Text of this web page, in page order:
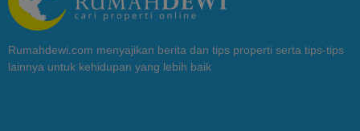
Rumahdewi.com menyajikan berita dan tips properti serta tips-tips
lainnya untuk kehidupan yang lebih baik